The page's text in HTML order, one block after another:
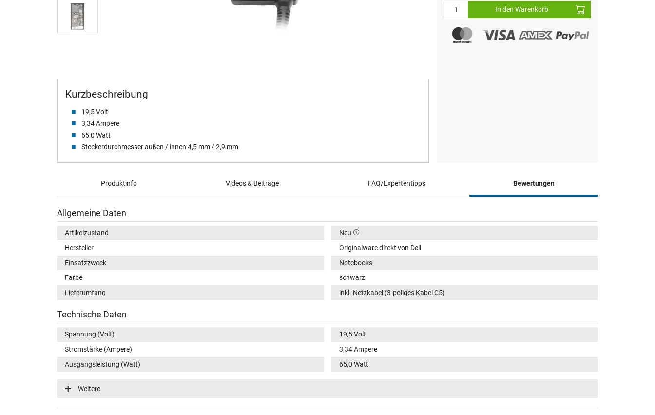
Kurzbeschreibung
19,5 Volt
3,34 Ampere
65,0 Watt
Steckerdurchmesser außen / innen 4,5 mm / 2,9 mm
In den Warenkorb
Produktinfo Videos & Beiträge FAQ/Expertentipps Bewertungen
Allgemeine Daten
Artikelzustand
Neu
Hersteller
Originalware direkt von Dell
Einsatzzweck
Notebooks
Farbe
schwarz
Lieferumfang
inkl. Netzkabel (3-poliges Kabel C5)
Technische Daten
Spannung (Volt)
19,5 Volt
Stromstärke (Ampere)
3,34 Ampere
Ausgangsleistung (Watt)
65,0 Watt
Energieeffizienz
Funktions-LED
Funktions-LED im Stecker
Weitere